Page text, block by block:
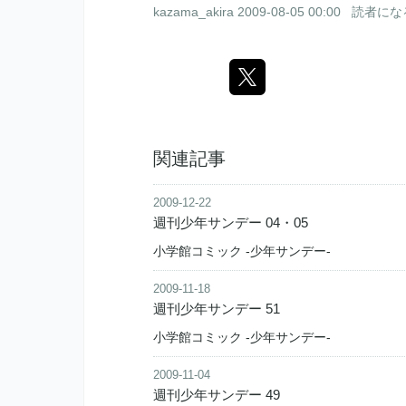
kazama_akira 2009-08-05 00:00 読者にな
関連記事
2009-12-22
週刊少年サンデー 04・05
小学館コミック -少年サンデー-
2009-11-18
週刊少年サンデー 51
小学館コミック -少年サンデー-
2009-11-04
週刊少年サンデー 49